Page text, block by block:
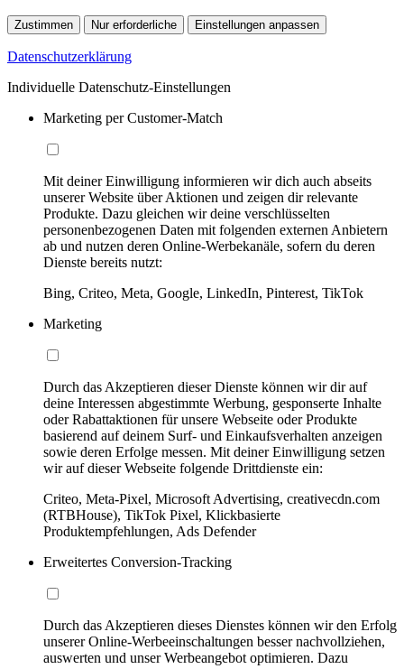
Zustimmen Nur erforderliche Einstellungen anpassen
Datenschutzerklärung
Individuelle Datenschutz-Einstellungen
Marketing per Customer-Match
Mit deiner Einwilligung informieren wir dich auch abseits
unserer Website über Aktionen und zeigen dir relevante
Produkte. Dazu gleichen wir deine verschlüsselten
personenbezogenen Daten mit folgenden externen Anbietern
ab und nutzen deren Online-Werbekanäle, sofern du deren
Dienste bereits nutzt:
Bing, Criteo, Meta, Google, LinkedIn, Pinterest, TikTok
Marketing
Durch das Akzeptieren dieser Dienste können wir dir auf
deine Interessen abgestimmte Werbung, gesponserte Inhalte
oder Rabattaktionen für unsere Webseite oder Produkte
basierend auf deinem Surf- und Einkaufsverhalten anzeigen
sowie deren Erfolge messen. Mit deiner Einwilligung setzen
wir auf dieser Webseite folgende Drittdienste ein:
Criteo, Meta-Pixel, Microsoft Advertising, creativecdn.com
(RTBHouse), TikTok Pixel, Klickbasierte
Produktempfehlungen, Ads Defender
Erweitertes Conversion-Tracking
Durch das Akzeptieren dieses Dienstes können wir den Erfolg
unserer Online-Werbeeinschaltungen besser nachvollziehen,
auswerten und unser Werbeangebot optimieren. Dazu